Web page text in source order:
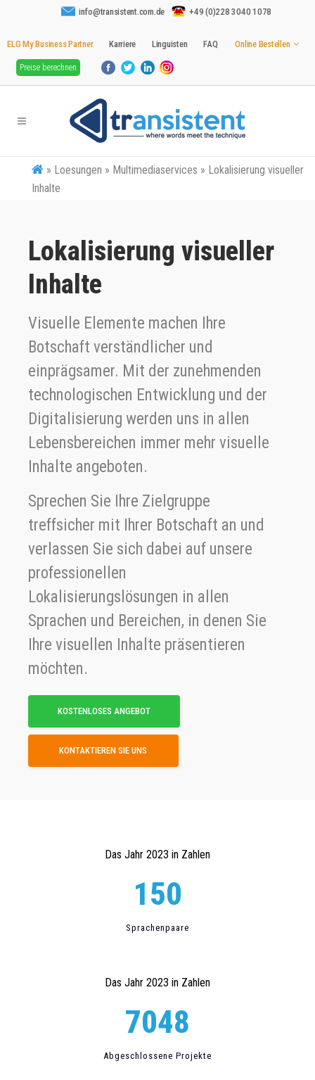
info@transistent.com.de +49 (0)228 3040 1078
ELG My Business Partner Karriere Linguisten FAQ Online Bestellen
Preise berechnen
» Loesungen » Multimediaservices » Lokalisierung visueller
Inhalte
Lokalisierung visueller
Inhalte
Visuelle Elemente machen Ihre
Botschaft verständlicher und
einprägsamer. Mit der zunehmenden
technologischen Entwicklung und der
Digitalisierung werden uns in allen
Lebensbereichen immer mehr visuelle
Inhalte angeboten.
Sprechen Sie Ihre Zielgruppe
treffsicher mit Ihrer Botschaft an und
verlassen Sie sich dabei auf unsere
professionellen
Lokalisierungslösungen in allen
Sprachen und Bereichen, in denen Sie
Ihre visuellen Inhalte präsentieren
möchten.
KOSTENLOSES ANGEBOT
KONTAKTIEREN SIE UNS
Das Jahr 2023 in Zahlen
150
Sprachenpaare
Das Jahr 2023 in Zahlen
7048
Abgeschlossene Projekte